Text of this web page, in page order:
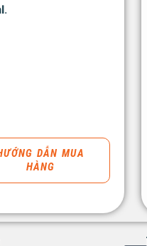
.
DẪN MUA
HÀNG